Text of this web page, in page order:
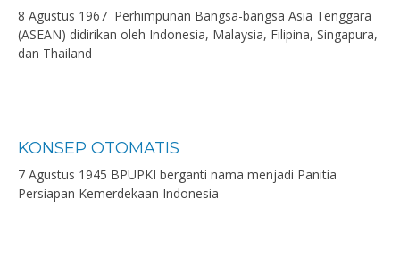
8 Agustus 1967 Perhimpunan Bangsa-bangsa Asia Tenggara
(ASEAN) didirikan oleh Indonesia, Malaysia, Filipina, Singapura,
dan Thailand
KONSEP OTOMATIS
7 Agustus 1945 BPUPKI berganti nama menjadi Panitia
Persiapan Kemerdekaan Indonesia